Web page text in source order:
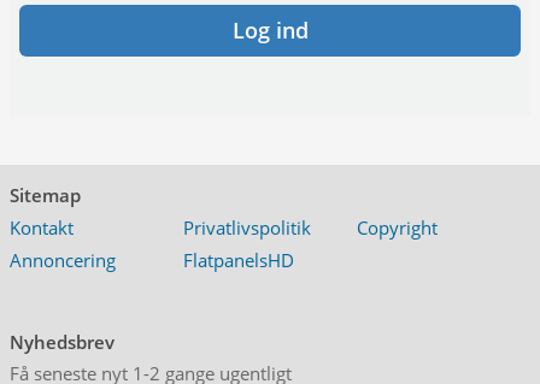
Log ind
Sitemap
Kontakt
Privatlivspolitik
Copyright
Annoncering
FlatpanelsHD
Nyhedsbrev
Få seneste nyt 1-2 gange ugentligt